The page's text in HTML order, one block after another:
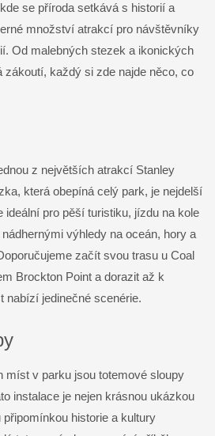
se příroda setkává s historií a
množství atrakcí pro návštěvníky
Od malebných stezek a ikonických
zákoutí, každý si zde najde něco, co
z největších atrakcí Stanley
která obepíná celý park, je nejdelší
ideální pro pěší turistiku, jízdu na kole
výhledy na oceán, hory a
začít svou trasu u Coal
Brockton Point a dorazit až k
nabízí jedinečné scenérie.
míst v parku jsou totemové sloupy
instalace je nejen krásnou ukázkou
historie a kultury